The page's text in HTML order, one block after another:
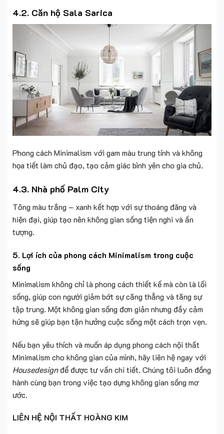
4.2. Căn hộ Sala Sarica
Phong cách Minimalism với gam màu trung tính và không
họa tiết làm chủ đạo, tạo cảm giác bình yên cho gia chủ.
4.3. Nhà phố Palm City
Tông màu trắng – xanh kết hợp với sự thoáng đãng và
hiện đại, giúp tạo nên không gian sống tiện nghi và ấn
tượng.
5. Lợi ích của phong cách Minimalism trong cuộc
sống
Minimalism không chỉ là phong cách thiết kế mà còn là lối
sống, giúp con người giảm bớt sự căng thẳng và tăng sự
tập trung. Một không gian sống đơn giản nhưng đầy cảm
hứng sẽ giúp bạn tận hưởng cuộc sống một cách trọn vẹn.
Nếu bạn yêu thích và muốn áp dụng phong cách nội thất
Minimalism cho không gian của mình, hãy liên hệ ngay với
Housedesignđể được tư vấn chi tiết. Chúng tôi luôn đồng
hành cùng bạn trong việc tạo dựng không gian sống mơ
ước.
LIÊN HỆ NỘI THẤT HOÀNG KIM